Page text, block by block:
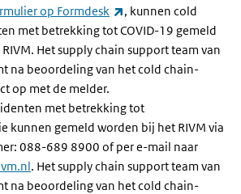
op Formdesk (externe link)
, kunnen cold
met betrekking tot COVID-19 gemeld
Het supply chain support team van
na beoordeling van het cold chain-
op met de melder.
met betrekking tot
kunnen gemeld worden bij het RIVM via
088-689 8900 of per e-mail naar
. Het supply chain support team van
na beoordeling van het cold chain-